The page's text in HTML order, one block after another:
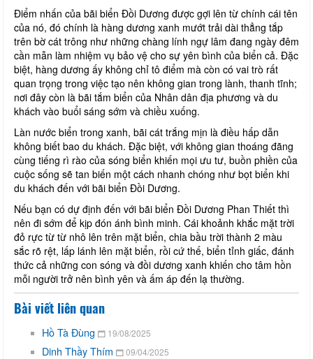
Điểm nhấn của bãi biển Đồi Dương được gợi lên từ chính cái tên
của nó, đó chính là hàng dương xanh mướt trải dài thẳng tắp
trên bờ cát trông như những chàng lính ngự lâm đang ngày đêm
cần mẫn làm nhiệm vụ bảo vệ cho sự yên bình của biển cả. Đặc
biệt, hàng dương ấy không chỉ tô điểm mà còn có vai trò rất
quan trọng trong việc tạo nên không gian trong lành, thanh tĩnh;
nơi đây còn là bãi tắm biển của Nhân dân địa phương và du
khách vào buổi sáng sớm và chiều xuống.
Làn nước biển trong xanh, bãi cát trắng mịn là điều hấp dẫn
không biết bao du khách. Đặc biệt, với không gian thoáng đãng
cùng tiếng rì rào của sóng biển khiến mọi ưu tư, buồn phiền của
cuộc sống sẽ tan biến một cách nhanh chóng như bọt biển khi
du khách đến với bãi biển Đồi Dương.
Nếu bạn có dự định đến với bãi biển Đồi Dương Phan Thiết thì
nên đi sớm để kịp đón ánh bình minh. Cái khoảnh khắc mặt trời
đỏ rực từ từ nhô lên trên mặt biển, chia bầu trời thành 2 màu
sắc rõ rệt, lấp lánh lên mặt biển, rồi cứ thế, biển tỉnh giấc, đánh
thức cả những con sóng và đồi dương xanh khiến cho tâm hồn
mỗi người trở nên bình yên và ấm áp đến lạ thường.
Bài viết liên quan
Hồ Tà Đùng 19/08/2025
Dinh Thầy Thím 09/04/2025